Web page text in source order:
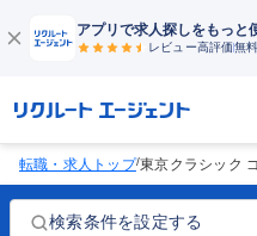
アプリで求人探しをもっと
レビュー高評価無料
転職・求人トップ/東京クラシック
検索条件を設定する